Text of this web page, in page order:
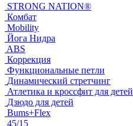
STRONG NATION®
Комбат
Mobility
Йога Нидра
ABS
Коррекция
Функциональные петли
Динамический стретчинг
Атлетика и кроссфит для детей
Дзюдо для детей
Bums+Flex
45/15